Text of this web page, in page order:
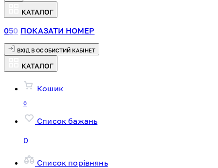
КАТАЛОГ
050 ПОКАЗАТИ НОМЕР
ВХІД В ОСОБИСТИЙ КАБІНЕТ
КАТАЛОГ
Кошик
0
Список бажань
0
Список порівнянь